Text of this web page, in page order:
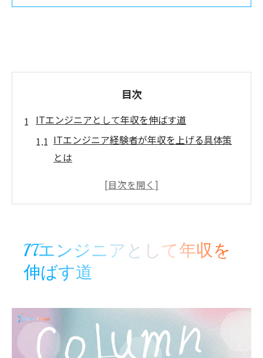
目次
ITエンジニアとして年収を伸ばす道
ITエンジニア経験者が年収を上げる具体策
とは
デジタルセキュリティ分野で市場価値を高
経験者が語るセキュリティエンジニアの魅
力と課題
通点
デジタルセキュリティ分野の経験者が描く未来
経験者が予測するセキュリティエンジニア
ITエンジニアとして年収を
伸ばす道